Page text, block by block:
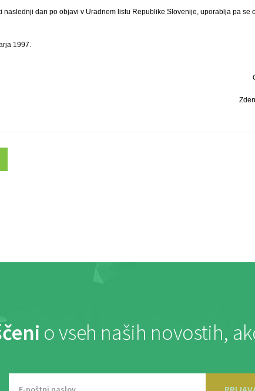
naslednji dan po objavi v Uradnem listu Republike Slovenije, uporablja pa se
1997.
o vseh naših novostih,